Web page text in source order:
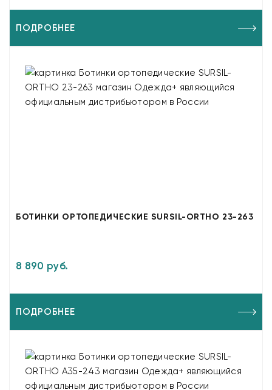
ПОДРОБНЕЕ
БОТИНКИ ОРТОПЕДИЧЕСКИЕ SURSIL-ORTHO 23-263
8 890 руб.
ПОДРОБНЕЕ